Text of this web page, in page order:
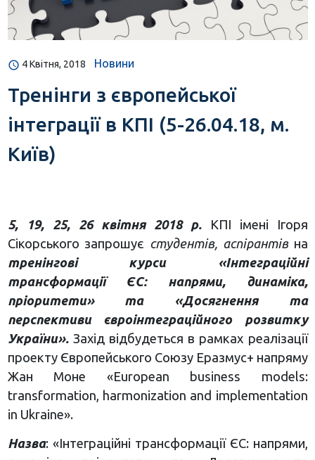
4 Квітня, 2018 Новини
Тренінги з європейської
інтеграції в КПІ (5-26.04.18, м.
Київ)
5, 19, 25, 26 квітня 2018 р.КПІ імені Ігоря
Сікорського запрошує студентів, аспірантівна
тренінгові курси «Інтеграційні
трансформації ЄС: напрями, динаміка,
пріоритети» та «Досягнення та
перспективи євроінтеграційного розвитку
України». Захід відбудеться в рамках реалізації
проекту Європейського Союзу Еразмус+ напряму
Жан Моне «European business models:
transformation, harmonization and implementation
in Ukraine».
Назва: «Інтеграційні трансформації ЄС: напрями,